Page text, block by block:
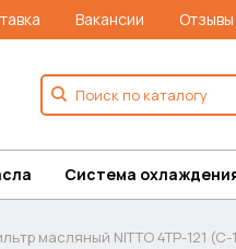
Вакансии Отзывы
Система
масляный NITTO 4TP-121 (C-